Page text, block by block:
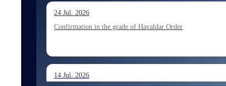
24 Jul. 2026
Confirmation in the grade of Havaldar Order
14 Jul. 2026